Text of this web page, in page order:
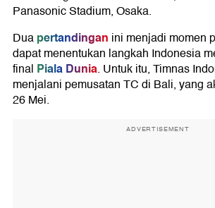
Panasonic Stadium, Osaka.
Duapertandingan ini menjadi momen
dapat menentukan langkah Indonesia
final Piala Dunia. Untuk itu, Timnas
menjalani pemusatan TC di Bali, yang
26 Mei.
ADVERTISEMENT